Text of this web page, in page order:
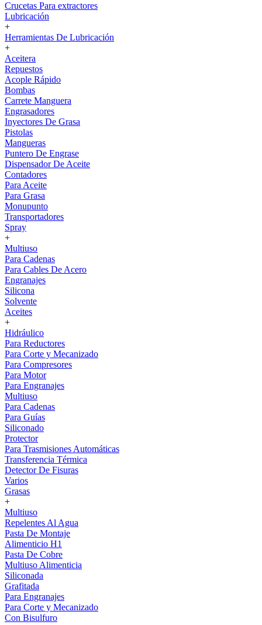
Crucetas Para extractores
Lubricación
+
Herramientas De Lubricación
+
Aceitera
Repuestos
Acople Rápido
Bombas
Carrete Manguera
Engrasadores
Inyectores De Grasa
Pistolas
Mangueras
Puntero De Engrase
Dispensador De Aceite
Contadores
Para Aceite
Para Grasa
Monupunto
Transportadores
Spray
+
Multiuso
Para Cadenas
Para Cables De Acero
Engranajes
Silicona
Solvente
Aceites
+
Hidráulico
Para Reductores
Para Corte y Mecanizado
Para Compresores
Para Motor
Para Engranajes
Multiuso
Para Cadenas
Para Guías
Siliconado
Protector
Para Trasmisiones Automáticas
Transferencia Térmica
Detector De Fisuras
Varios
Grasas
+
Multiuso
Repelentes Al Agua
Pasta De Montaje
Alimenticio H1
Pasta De Cobre
Multiuso Alimenticia
Siliconada
Grafitada
Para Engranajes
Para Corte y Mecanizado
Con Bisulfuro